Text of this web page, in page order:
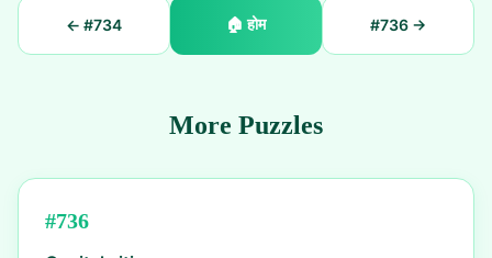
← #734 🏠होम #736→
More Puzzles
#736